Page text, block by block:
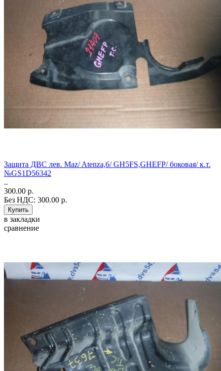
Защита ДВС лев. Maz/ Atenza,6/ GH5FS,GHEFP/ боковая/ к.т.
№GS1D56342
..
300.00 р.
Без НДС: 300.00 р.
в закладки
сравнение